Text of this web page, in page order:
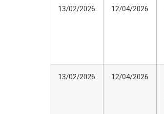
13/02/2026 12/04/2026
13/02/2026 12/04/2026